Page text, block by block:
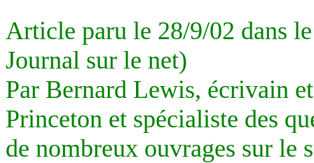
Article paru le 28/9/02 dans
Journal sur le net)
Par Bernard Lewis, écrivain
Princeton et spécialiste des
de nombreux ouvrages sur le